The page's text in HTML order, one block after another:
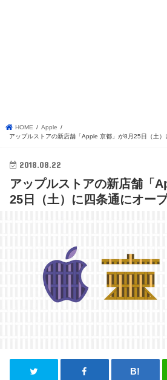
HOME
Apple
アップルストアの新店舗「Apple 京都」が8月25日（土）
2018.08.22
アップルストアの新店舗「
25日（土）に四条通にオープ